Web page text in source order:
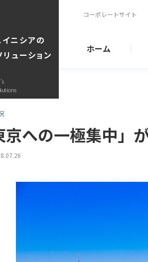
ニシアの
ューション
コーポレートサイト
ホーム
仲介事業・
不動産小口化
京への一極集中」